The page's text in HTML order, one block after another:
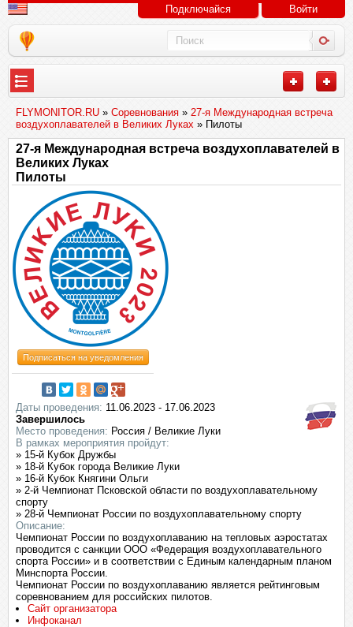
Подключайся Войти
FLYMONITOR.RU » Соревнования » 27-я Международная встреча
воздухоплавателей в Великих Луках » Пилоты
27-я Международная встреча воздухоплавателей в
Великих Луках
Пилоты
Подписаться на уведомления
Даты проведения: 11.06.2023 - 17.06.2023
Завершилось
Место проведения: Россия / Великие Луки
В рамках мероприятия пройдут:
» 15-й Кубок Дружбы
» 18-й Кубок города Великие Луки
» 16-й Кубок Княгини Ольги
» 2-й Чемпионат Псковской области по воздухоплавательному
спорту
» 28-й Чемпионат России по воздухоплавательному спорту
Описание:
Чемпионат России по воздухоплаванию на тепловых аэростатах
проводится с санкции ООО «Федерация воздухоплавательного
спорта России» и в соответствии с Единым календарным планом
Минспорта России.
Чемпионат России по воздухоплаванию является рейтинговым
соревнованием для российских пилотов.
Сайт организатора
Инфоканал